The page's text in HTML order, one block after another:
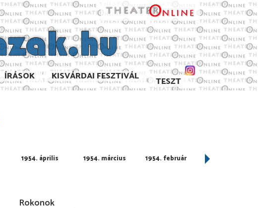
ÍRÁSOK KISVÁRDAI FESZTIVÁL TESZT
1954. április 1954. március 1954. február 1954. január
Rokonok